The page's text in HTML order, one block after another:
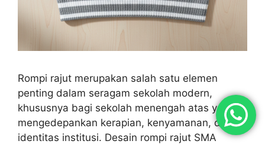
Rompi rajut merupakan salah satu elemen
penting dalam seragam sekolah modern,
khususnya bagi sekolah menengah atas yang
mengedepankan kerapian, kenyamanan, dan
identitas institusi. Desain rompi rajut SMA